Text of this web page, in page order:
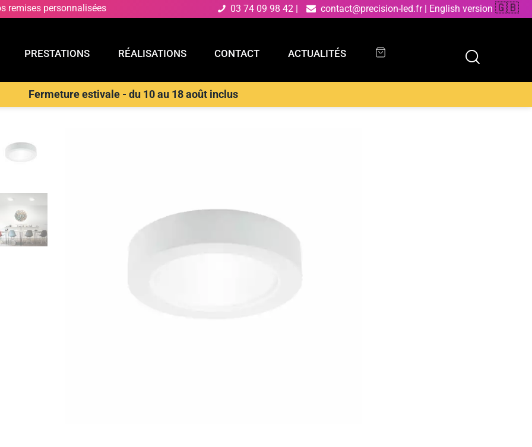
remises personnalisées 03 74 09 98 42 | contact@precision-led.fr | English version 🇬🇧
PRESTATIONS RÉALISATIONS CONTACT ACTUALITÉS
Fermeture estivale - du 10 au 18 août inclus
PRESTATIONS RÉALISATIONS CONTACT
Plafonnier>LUCE AMBIENTE E DESIGN Plafonnier GABRIEL rond en plâtre blanc à peindre 30 cm